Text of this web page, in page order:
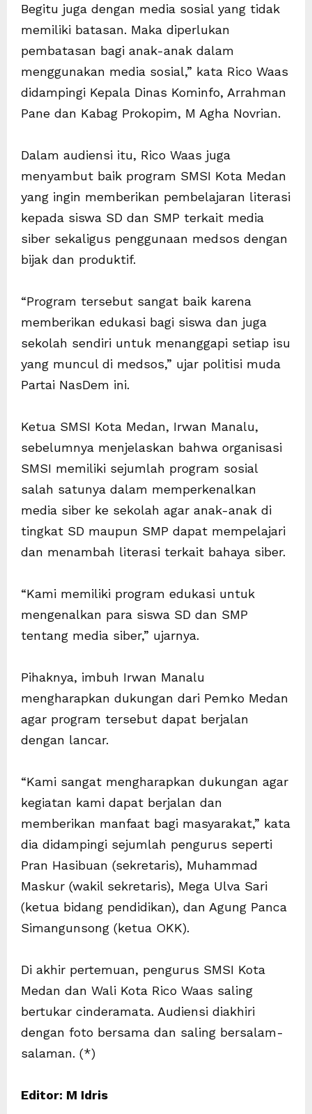
Begitu juga dengan media sosial yang tidak
memiliki batasan. Maka diperlukan
pembatasan bagi anak-anak dalam
menggunakan media sosial,” kata Rico Waas
didampingi Kepala Dinas Kominfo, Arrahman
Pane dan Kabag Prokopim, M Agha Novrian.
Dalam audiensi itu, Rico Waas juga
menyambut baik program SMSI Kota Medan
yang ingin memberikan pembelajaran literasi
kepada siswa SD dan SMP terkait media
siber sekaligus penggunaan medsos dengan
bijak dan produktif.
“Program tersebut sangat baik karena
memberikan edukasi bagi siswa dan juga
sekolah sendiri untuk menanggapi setiap isu
yang muncul di medsos,” ujar politisi muda
Partai NasDem ini.
Ketua SMSI Kota Medan, Irwan Manalu,
sebelumnya menjelaskan bahwa organisasi
SMSI memiliki sejumlah program sosial
salah satunya dalam memperkenalkan
media siber ke sekolah agar anak-anak di
tingkat SD maupun SMP dapat mempelajari
dan menambah literasi terkait bahaya siber.
“Kami memiliki program edukasi untuk
mengenalkan para siswa SD dan SMP
tentang media siber,” ujarnya.
Pihaknya, imbuh Irwan Manalu
mengharapkan dukungan dari Pemko Medan
agar program tersebut dapat berjalan
dengan lancar.
“Kami sangat mengharapkan dukungan agar
kegiatan kami dapat berjalan dan
memberikan manfaat bagi masyarakat,” kata
dia didampingi sejumlah pengurus seperti
Pran Hasibuan (sekretaris), Muhammad
Maskur (wakil sekretaris), Mega Ulva Sari
(ketua bidang pendidikan), dan Agung Panca
Simangunsong (ketua OKK).
Di akhir pertemuan, pengurus SMSI Kota
Medan dan Wali Kota Rico Waas saling
bertukar cinderamata. Audiensi diakhiri
dengan foto bersama dan saling bersalam-
salaman. (*)
Editor: M Idris